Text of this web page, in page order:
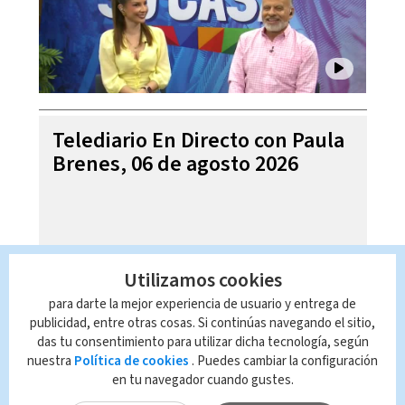
Telediario En Directo con Paula
Brenes, 06 de agosto 2026
Utilizamos cookies
para darte la mejor experiencia de usuario y entrega de
publicidad, entre otras cosas. Si continúas navegando el sitio,
das tu consentimiento para utilizar dicha tecnología, según
nuestra Política de cookies . Puedes cambiar la configuración
en tu navegador cuando gustes.